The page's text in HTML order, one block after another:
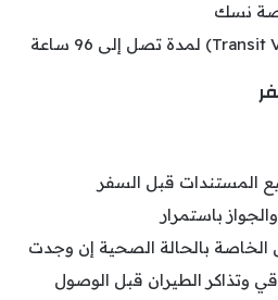
نسك
المستندات قبل السفر
باستمرار
بالحالة الصحية إن وجدت
وتذاكر الطيران قبل الوصول